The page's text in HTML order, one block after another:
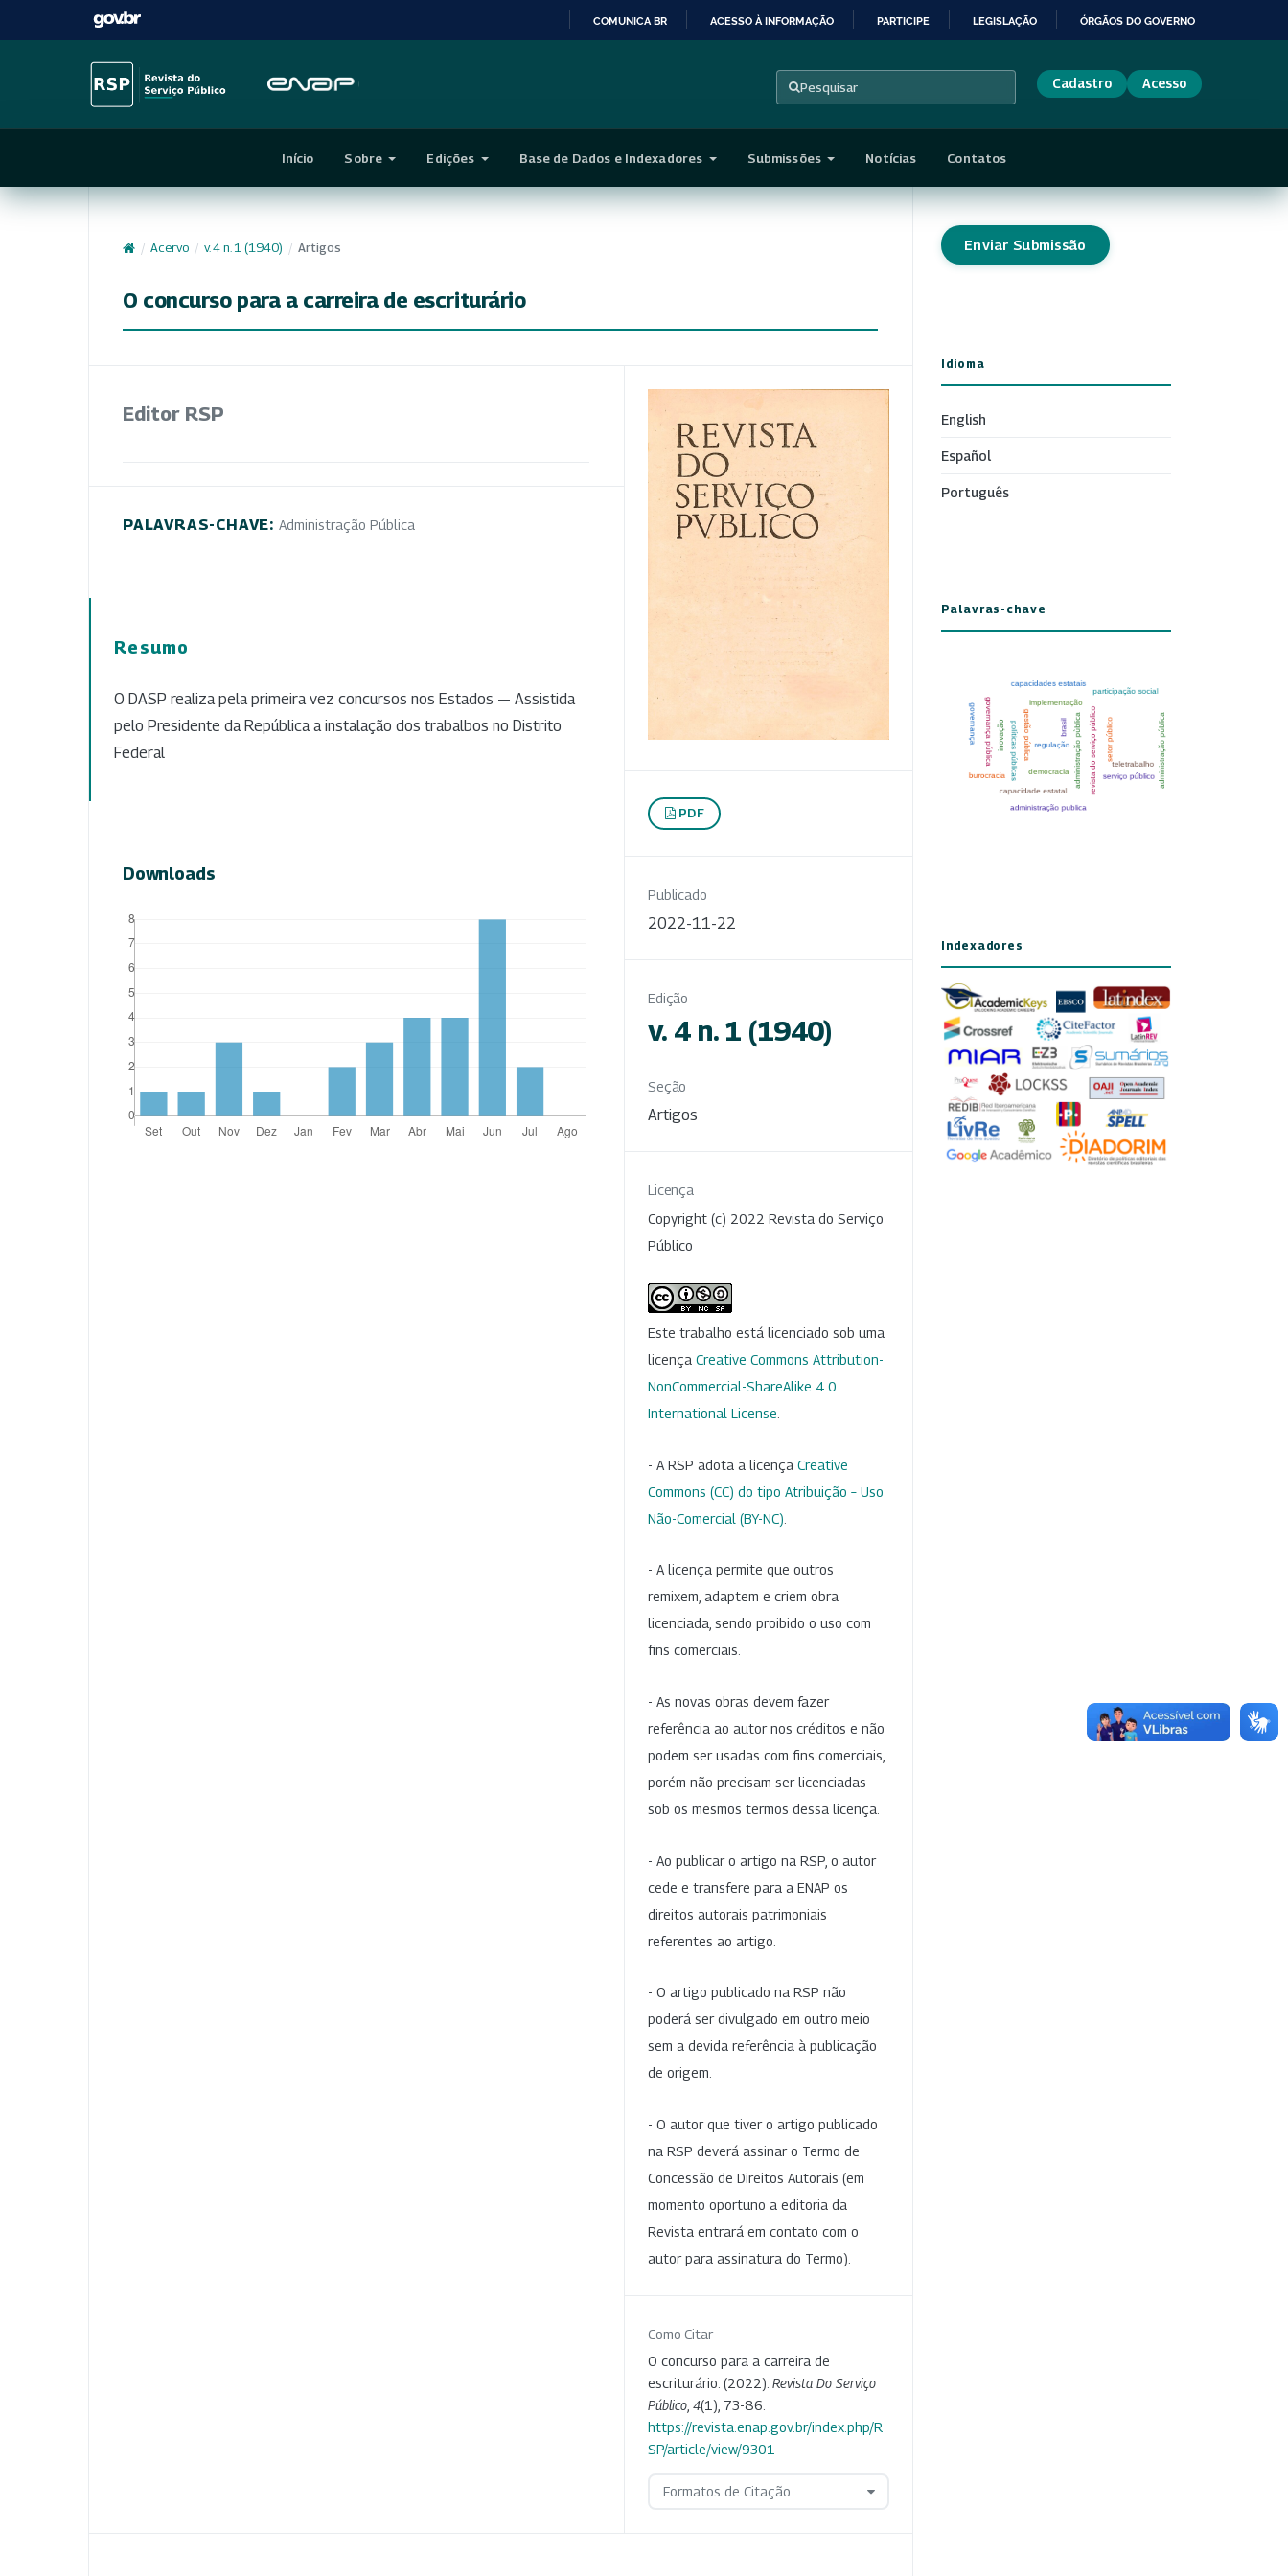
CONTEÚDO
COMUNICA BR ACESSO À INFORMAÇÃO PARTICIPE LEGISLAÇÃO ÓRGÃOS DO GOVERNO
Pesquisar Cadastro Acesso
Início Sobre Edições Base de Dados e Indexadores Submissões Notícias Contatos
/ Acervo / v. 4 n. 1 (1940) / Artigos
O concurso para a carreira de escriturário
Editor RSP
PALAVRAS-CHAVE: Administração Pública
Resumo
O DASP realiza pela primeira vez concursos nos Estados — Assistida
pelo Presidente da República a instalação dos trabalbos no Distrito
Federal
Downloads
PDF
Publicado
2022-11-22
Edição
v. 4 n. 1 (1940)
Seção
Artigos
Licença
Copyright (c) 2022 Revista do Serviço
Público
Este trabalho está licenciado sob uma
licença Creative Commons Attribution-
NonCommercial-ShareAlike 4.0
International License
- A RSP adota a licença Creative
Commons (CC) do tipo Atribuição – Uso
Não-Comercial (BY-NC)
- A licença permite que outros
remixem, adaptem e criem obra
licenciada, sendo proibido o uso com
fins comerciais.
- As novas obras devem fazer
referência ao autor nos créditos e não
podem ser usadas com fins comerciais,
porém não precisam ser licenciadas
sob os mesmos termos dessa licença.
- Ao publicar o artigo na RSP, o autor
cede e transfere para a ENAP os
direitos autorais patrimoniais
referentes ao artigo.
- O artigo publicado na RSP não
poderá ser divulgado em outro meio
sem a devida referência à publicação
de origem.
- O autor que tiver o artigo publicado
na RSP deverá assinar o Termo de
Concessão de Direitos Autorais (em
momento oportuno a editoria da
Revista entrará em contato com o
autor para assinatura do Termo).
Como Citar
O concurso para a carreira de
escriturário. (2022). Revista Do Serviço
Público 4(1), 73-86.
https://revista.enap.gov.br/index.php/R
SP/article/view/9301
Formatos de Citação
Enviar Submissão
Idioma
English
Español
Português
Palavras-chave
Indexadores